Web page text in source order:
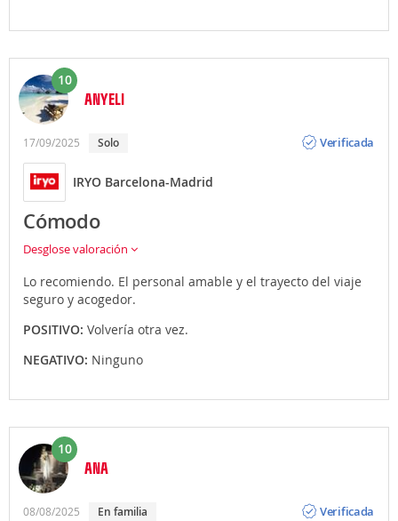
10
ANYELI
17/09/2025 Solo
Verificada
IRYO Barcelona-Madrid
Cómodo
Desglose valoración
Lo recomiendo. El personal amable y el trayecto del viaje
seguro y acogedor.
POSITIVO: Volvería otra vez.
NEGATIVO: Ninguno
10
ANA
08/08/2025 En familia
Verificada